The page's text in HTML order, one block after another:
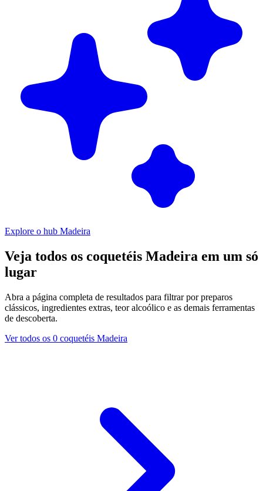
Explore o hub Madeira
Veja todos os coquetéis Madeira em um só
lugar
Abra a página completa de resultados para filtrar por preparos
clássicos, ingredientes extras, teor alcoólico e as demais ferramentas
de descoberta.
Ver todos os 0 coquetéis Madeira